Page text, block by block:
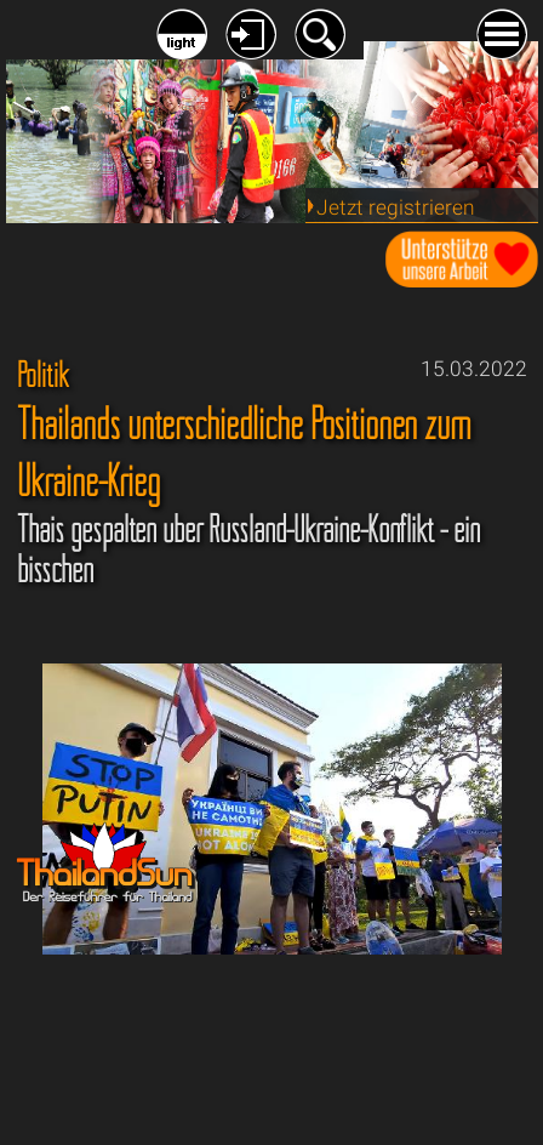
Jetzt registrieren
15.03.2022
Politik
Thailands unterschiedliche Positionen zum
Ukraine-Krieg
Thais gespalten über Russland-Ukraine-Konflikt - ein
bisschen